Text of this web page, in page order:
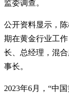
监委调查。
公开资料显示，
期在黄金行业工
长、总经理，混
事长。
2023年6月，“中